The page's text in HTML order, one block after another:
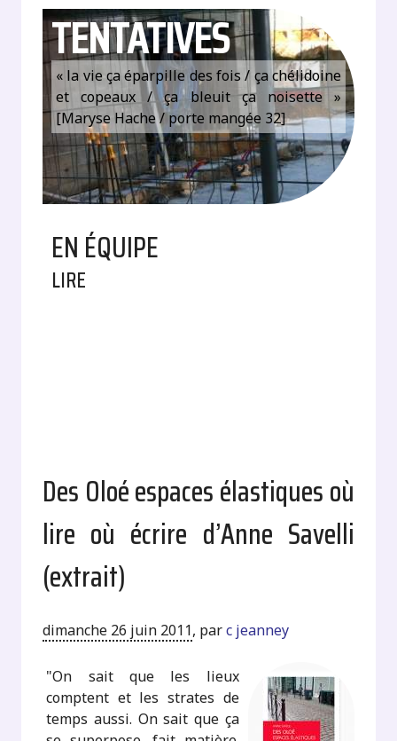
TENTATIVES
« la vie ça éparpille des fois / ça chélidoine
et copeaux / ça bleuit ça noisette »
[Maryse Hache / porte mangée 32]
EN ÉQUIPE
LIRE
Des Oloé espaces élastiques où
lire où écrire d’Anne Savelli
(extrait)
dimanche 26 juin 2011, parc jeanney
"On sait que les lieux
comptent et les strates de
temps aussi. On sait que ça